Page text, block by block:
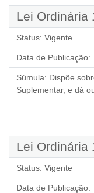
Lei Ordinária
Status: Vigente
Data de Publicação:
Súmula: Dispõe
Suplementar, e dá
Lei Ordinária
Status: Vigente
Data de Publicação: